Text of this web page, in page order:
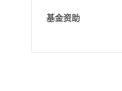
基金资助